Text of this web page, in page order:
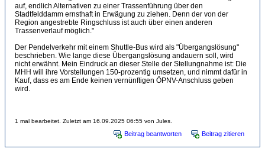
auf, endlich Alternativen zu einer Trassenführung über den
Stadtfelddamm ernsthaft in Erwägung zu ziehen. Denn der von der
Region angestrebte Ringschluss ist auch über einen anderen
Trassenverlauf möglich."
Der Pendelverkehr mit einem Shuttle-Bus wird als "Übergangslösung"
beschrieben. Wie lange diese Übergangslösung andauern soll, wird
nicht erwähnt. Mein Eindruck an dieser Stelle der Stellungnahme ist: Die
MHH will ihre Vorstellungen 150-prozentig umsetzen, und nimmt dafür in
Kauf, dass es am Ende keinen vernünftigen ÖPNV-Anschluss geben
wird.
1 mal bearbeitet. Zuletzt am 16.09.2025 06:55 von Jules.
Beitrag beantworten Beitrag zitieren